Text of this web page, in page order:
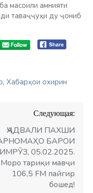
масоили амнияти
таваҷҷуҳи ду ҷониб
, Хабарҳои охирин
Следующая:
ҶАДВАЛИ ПАХШИ
БАРОИ
ИМРӮЗ, 05.02.2025.
Моро тариқи мавҷи
106,5 FM пайгир
бошед!